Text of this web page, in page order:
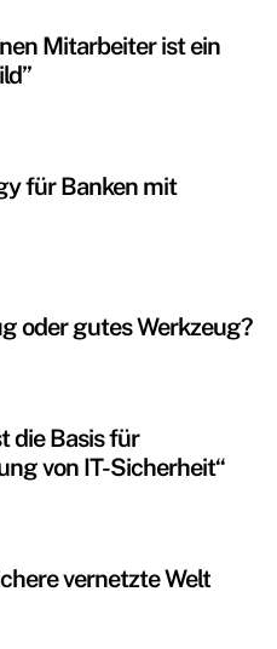
Mitarbeiter ist ein
für Banken mit
oder gutes Werkzeug?
die Basis für
von IT-Sicherheit“
vernetzte Welt